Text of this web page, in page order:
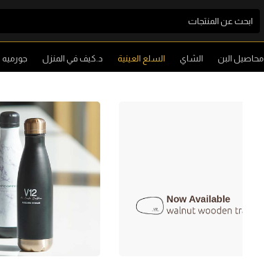
محاصيل البن الشاي السلع العينية د.كيف في المنزل جورميه